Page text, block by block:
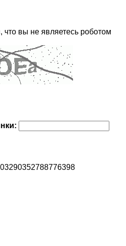
что вы не являетесь роботом